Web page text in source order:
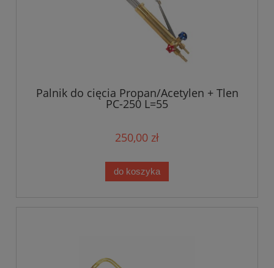
Palnik do cięcia Propan/Acetylen + Tlen
PC-250 L=55
250,00 zł
do koszyka